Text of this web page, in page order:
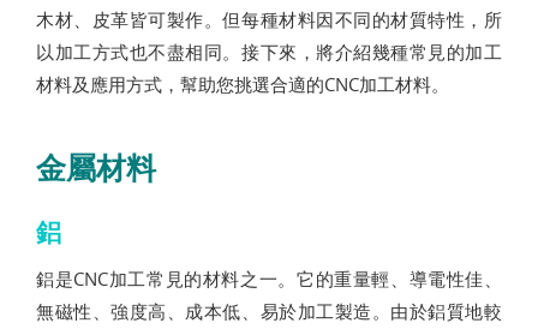
木材、皮革皆可製作。但每種材料因不同的材質特性，所
以加工方式也不盡相同。接下來，將介紹幾種常見的加工
材料及應用方式，幫助您挑選合適的CNC加工材料。
金屬材料
鋁
鋁是CNC加工常見的材料之一。它的重量輕、導電性佳、
無磁性、強度高、成本低、易於加工製造。由於鋁質地較